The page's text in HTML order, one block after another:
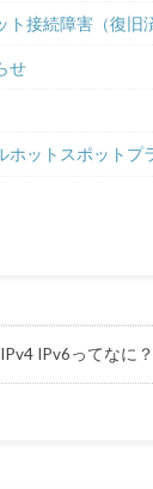
ト接続障害（復旧
せ
ホットスポットプ
IPv6ってなに？